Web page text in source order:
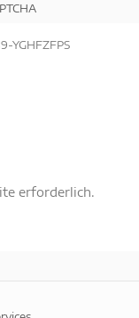
YGHFZFPS
erforderlich.